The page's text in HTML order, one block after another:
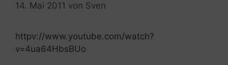
14. Mai 2011 von Sven
httpv://www.youtube.com/watch?
v=4ua64HbsBUo